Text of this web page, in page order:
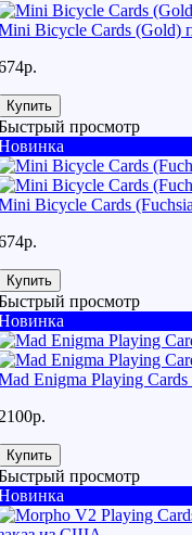
Bicycle Cards (Gold)
Купить
просмотр
Bicycle Cards
Купить
просмотр
Enigma Playing
Купить
просмотр